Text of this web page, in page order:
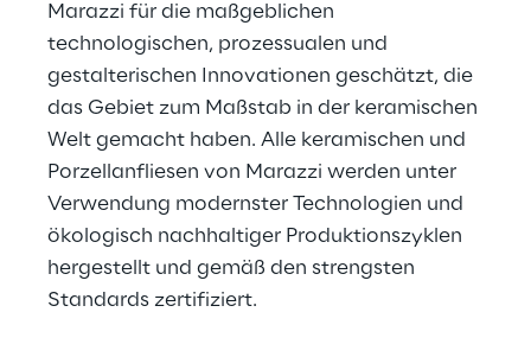
Marazzi für die maßgeblichen
technologischen, prozessualen und
gestalterischen Innovationen geschätzt, die
das Gebiet zum Maßstab in der keramischen
Welt gemacht haben. Alle keramischen und
Porzellanfliesen von Marazzi werden unter
Verwendung modernster Technologien und
ökologisch nachhaltiger Produktionszyklen
hergestellt und gemäß den strengsten
Standards zertifiziert.